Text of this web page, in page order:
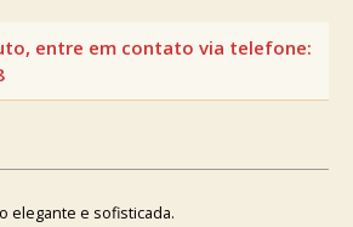
elegante e sofisticada.